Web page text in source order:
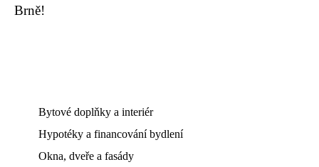
Brně!
Bytové doplňky a interiér
Hypotéky a financování bydlení
Okna, dveře a fasády